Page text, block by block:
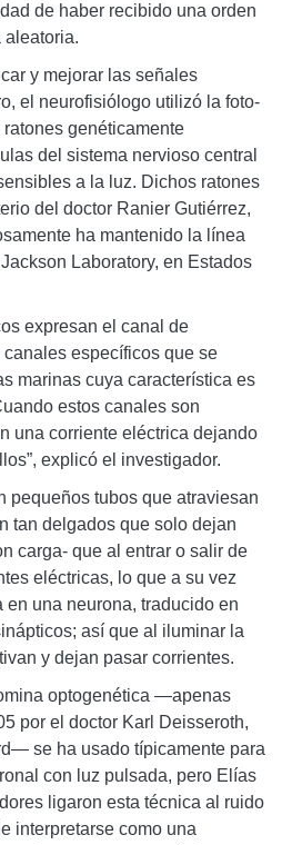
de haber recibido una orden
aleatoria.
y mejorar las señales
el neurofisiólogo utilizó la foto-
ratones genéticamente
del sistema nervioso central
a la luz. Dichos ratones
del doctor Ranier Gutiérrez,
ha mantenido la línea
Laboratory, en Estados
expresan el canal de
específicos que se
marinas cuya característica es
estos canales son
una corriente eléctrica dejando
explicó el investigador.
pequeños tubos que atraviesan
tan delgados que solo dejan
carga- que al entrar o salir de
eléctricas, lo que a su vez
una neurona, traducido en
así que al iluminar la
y dejan pasar corrientes.
optogenética —apenas
por el doctor Karl Deisseroth,
se ha usado típicamente para
con luz pulsada, pero Elías
ligaron esta técnica al ruido
interpretarse como una